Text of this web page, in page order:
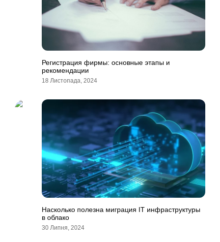
Регистрация фирмы: основные этапы и
рекомендации
18 Листопада, 2024
Насколько полезна миграция IT инфраструктуры
в облако
30 Липня, 2024